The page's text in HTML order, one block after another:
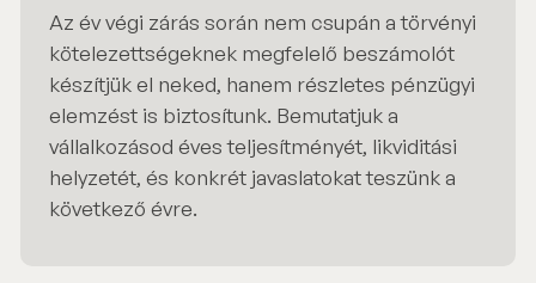
Az év végi zárás során nem csupán a törvényi
kötelezettségeknek megfelelő beszámolót
készítjük el neked, hanem részletes pénzügyi
elemzést is biztosítunk. Bemutatjuk a
vállalkozásod éves teljesítményét, likviditási
helyzetét, és konkrét javaslatokat teszünk a
következő évre.